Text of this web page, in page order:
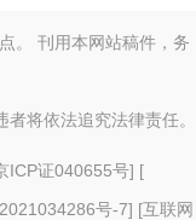
。 刊用本网站稿件，务
将依法追究法律责任。
ICP证040655号] [
号-7] [互联网